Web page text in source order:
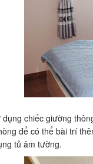
dụng chiếc giường
để có thể bài trí
tủ âm tường.